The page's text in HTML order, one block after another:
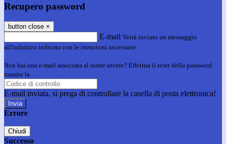
Recupero password
button close ×
E-mail Verrà inviato un messaggio
all'indirizzo indicato con le istruzioni necessarie.
Non hai una e-mail associata al nome utente? Effettua il reset della password
tramite la
E-mail inviata, si prega di controllare la casella di posta elettronica!
Errore
Chiudi
Successo